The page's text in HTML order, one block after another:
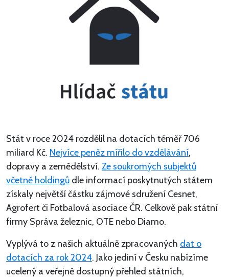
Stát v roce 2024 rozdělil na dotacích téměř 706
miliard Kč. Nejvíce peněz mířilo do vzdělávání,
dopravy a zemědělství. Ze soukromých subjektů
včetně holdingů dle informací poskytnutých státem
získaly největší částku zájmové sdružení Cesnet,
Agrofert či Fotbalová asociace ČR. Celkově pak státní
firmy Správa železnic, OTE nebo Diamo.
Vyplývá to z našich aktuálně zpracovaných dat o
dotacích za rok 2024. Jako jediní v Česku nabízíme
ucelený a veřejně dostupný přehled státních,